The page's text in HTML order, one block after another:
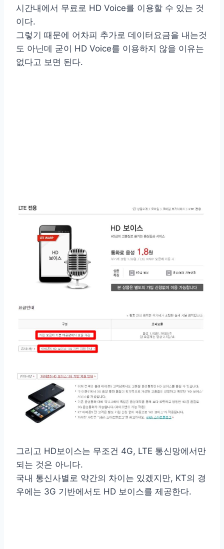
시간내에서 무료로 HD Voice를 이용할 수 있는 것
이다.
그렇기 때문에 어차피 추가로 데이터요금을 내는것
도 아닌데 굳이 HD Voice를 이용하지 않을 이유는
없다고 보면 된다.
그리고 HD보이스는 무조건 4G, LTE 통신망에서만
되는 것은 아니다.
국내 통신사별로 약간의 차이는 있겠지만, KT의 경
우에는 3G 기반에서도 HD 보이스를 제공한다.